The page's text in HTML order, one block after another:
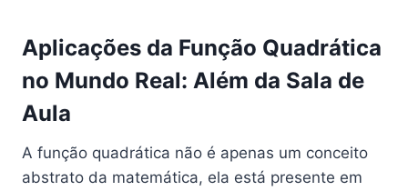
Aplicações da Função Quadrática
no Mundo Real: Além da Sala de
Aula
A função quadrática não é apenas um conceito
abstrato da matemática, ela está presente em